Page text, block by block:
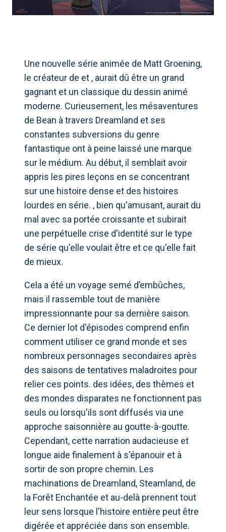
Une nouvelle série animée de Matt Groening,
le créateur de et , aurait dû être un grand
gagnant et un classique du dessin animé
moderne. Curieusement, les mésaventures
de Bean à travers Dreamland et ses
constantes subversions du genre
fantastique ont à peine laissé une marque
sur le médium. Au début, il semblait avoir
appris les pires leçons en se concentrant
sur une histoire dense et des histoires
lourdes en série. , bien qu'amusant, aurait du
mal avec sa portée croissante et subirait
une perpétuelle crise d'identité sur le type
de série qu'elle voulait être et ce qu'elle fait
de mieux.
Cela a été un voyage semé d’embûches,
mais il rassemble tout de manière
impressionnante pour sa dernière saison.
Ce dernier lot d'épisodes comprend enfin
comment utiliser ce grand monde et ses
nombreux personnages secondaires après
des saisons de tentatives maladroites pour
relier ces points. des idées, des thèmes et
des mondes disparates ne fonctionnent pas
seuls ou lorsqu'ils sont diffusés via une
approche saisonnière au goutte-à-goutte.
Cependant, cette narration audacieuse et
longue aide finalement à s'épanouir et à
sortir de son propre chemin. Les
machinations de Dreamland, Steamland, de
la Forêt Enchantée et au-delà prennent tout
leur sens lorsque l'histoire entière peut être
digérée et appréciée dans son ensemble.